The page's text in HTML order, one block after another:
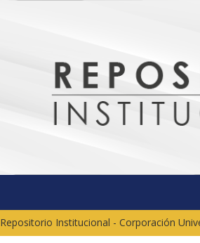
Repositorio Institucional - Corporación